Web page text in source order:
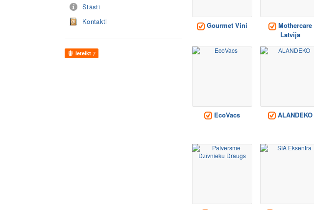
Stāsti
Kontakti
Ieteikt 7
Gourmet Vini
Mothercare
Latvija
EcoVacs ALANDEKO